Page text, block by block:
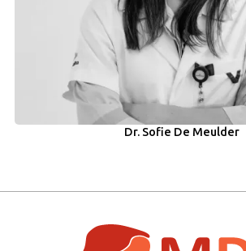
Dr. Sofie De Meulder